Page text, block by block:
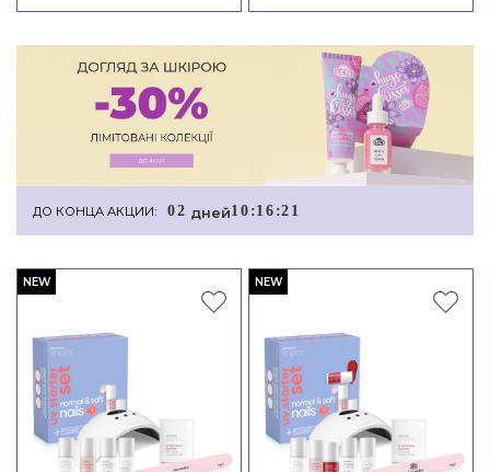
ДО КОНЦА АКЦИИ: 02 дней1 0 :1 6 :2 1
NEW NEW